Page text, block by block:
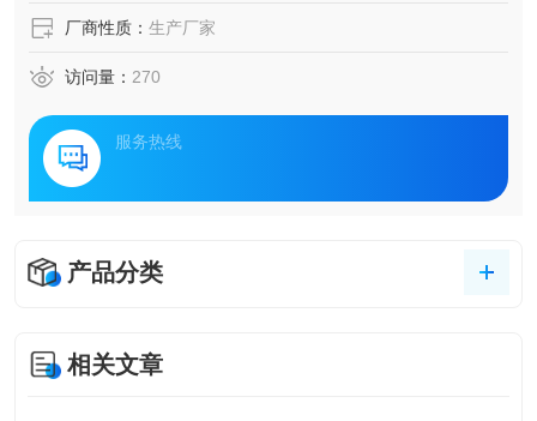
提供技术支撑。
厂商性质： 生产厂家
访问量： 270
服务热线
产品分类
相关文章